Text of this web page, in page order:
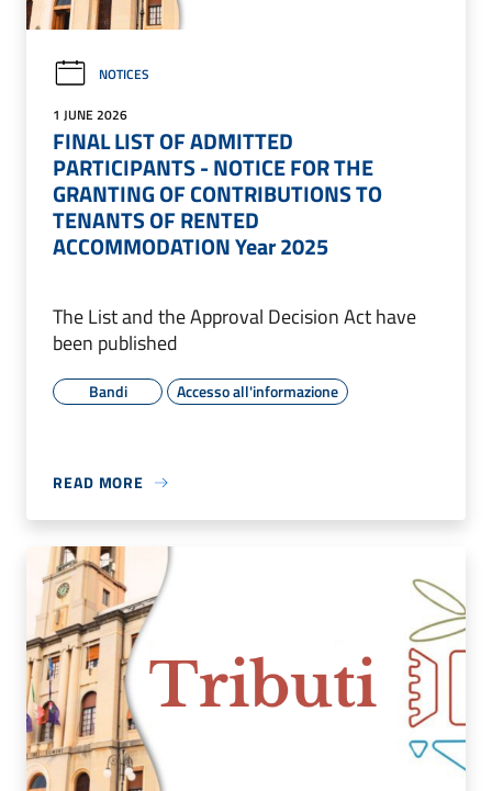
NOTICES
1 JUNE 2026
FINAL LIST OF ADMITTED
PARTICIPANTS - NOTICE FOR THE
GRANTING OF CONTRIBUTIONS TO
TENANTS OF RENTED
ACCOMMODATION Year 2025
The List and the Approval Decision Act have
been published
Bandi Accesso all'informazione
READ MORE